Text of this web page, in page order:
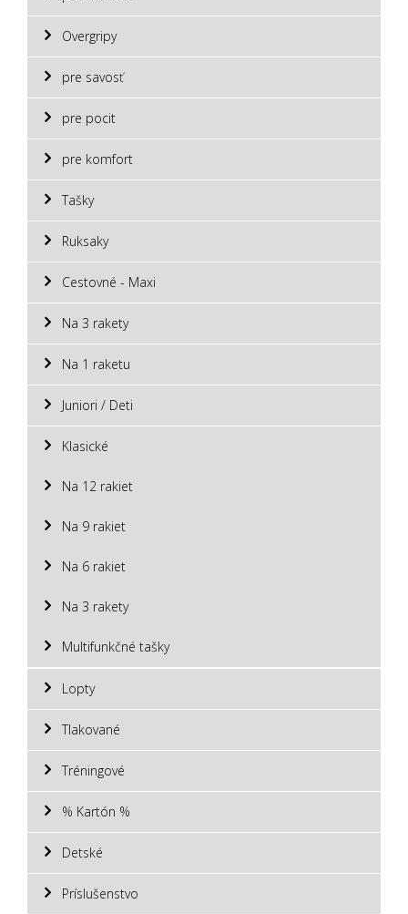
Overgripy
pre savosť
pre pocit
pre komfort
Tašky
Ruksaky
Cestovné - Maxi
Na 3 rakety
Na 1 raketu
Juniori / Deti
Klasické
Na 12 rakiet
Na 9 rakiet
Na 6 rakiet
Na 3 rakety
Multifunkčné tašky
Lopty
Tlakované
Tréningové
% Kartón %
Detské
Príslušenstvo